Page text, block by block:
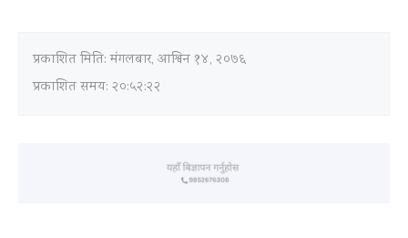
प्रकाशित मिति:मंगलबार, आश्विन १४, २०७६
प्रकाशित समय: २०:५२:२२